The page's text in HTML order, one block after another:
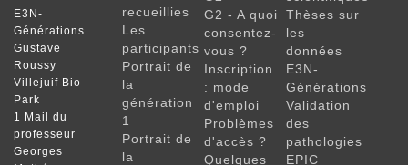
recueillies
Les
participants
Portrait de
la
génération
1
Portrait de
la
G2 - A quoi
consentez-
vous ?
Inscription
: mode
d'emploi
Problèmes
d'accès ?
Quelques
Thèses sur
les
données
E3N-
Générations
Validation
des
pathologies
EPIC
E3N-
Générations
Gustave
Roussy
Villejuif Bio
Park
1 Mail du
professeur
Georges